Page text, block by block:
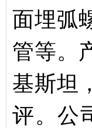
面埋弧
管等。
基斯坦
评。公